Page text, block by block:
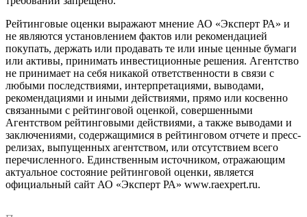
Рейтинговые оценки выражают мнение АО «Эксперт РА» и
не являются установлением фактов или рекомендацией
покупать, держать или продавать те или иные ценные бумаги
или активы, принимать инвестиционные решения. Агентство
не принимает на себя никакой ответственности в связи с
любыми последствиями, интерпретациями, выводами,
рекомендациями и иными действиями, прямо или косвенно
связанными с рейтинговой оценкой, совершенными
Агентством рейтинговыми действиями, а также выводами и
заключениями, содержащимися в рейтинговом отчете и пресс-
релизах, выпущенных агентством, или отсутствием всего
перечисленного. Единственным источником, отражающим
актуальное состояние рейтинговой оценки, является
официальный сайт АО «Эксперт РА» www.raexpert.ru.